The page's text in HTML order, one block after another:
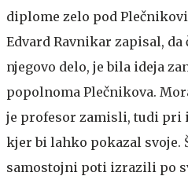
diplome zelo pod
Edvard Ravnikar zapisal,
njegovo delo, je bila ideja
popolnoma Plečnikova.
je profesor zamisli, tudi pri
kjer bi lahko pokazal svoje.
samostojni poti izrazili po